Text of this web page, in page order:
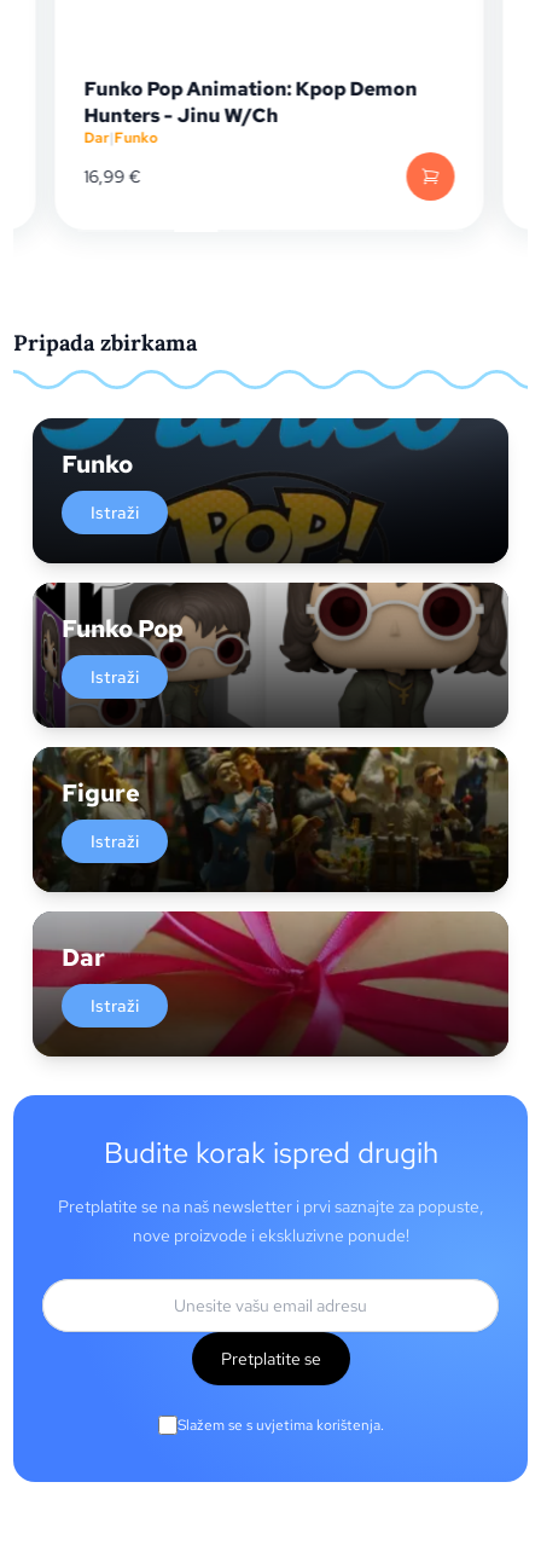
Kpop Demon
W/Ch
Funko Pop
Pripada zbirkama
Funko
Istraži
Funko Pop
Istraži
Figure
Istraži
Dar
Istraži
Budite korak ispred drugih
Pretplatite se na naš newsletter i prvi saznajte za popuste,
nove proizvode i ekskluzivne ponude!
Pretplatite se
Slažem se s uvjetima korištenja.